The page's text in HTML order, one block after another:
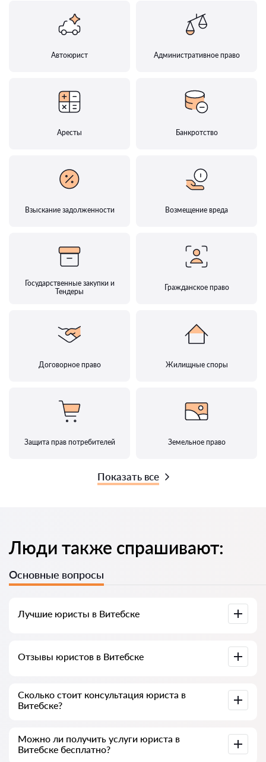
Автоюрист Административное право
Аресты Банкротство
Взыскание задолженности Возмещение вреда
Государственные закупки и
Тендеры
Гражданское право
Договорное право Жилищные споры
Защита прав потребителей Земельное право
Показать все
Люди также спрашивают:
Основные вопросы
Лучшие юристы в Витебске
информацией. Цены, отзывы, номер телефона и адрес.
Отзывы юристов в Витебске
мы не удаляем отрицательные отзывы и нет
возможности накрутить его.
Сколько стоит консультация юриста в
Витебске?
рублей и выше (цены могут меняться от сложности
вопроса и формы ответа)
Можно ли получить услуги юриста в
Витебске бесплатно?